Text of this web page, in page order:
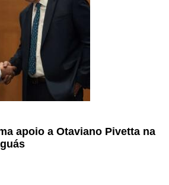
apoio a Otaviano Pivetta na